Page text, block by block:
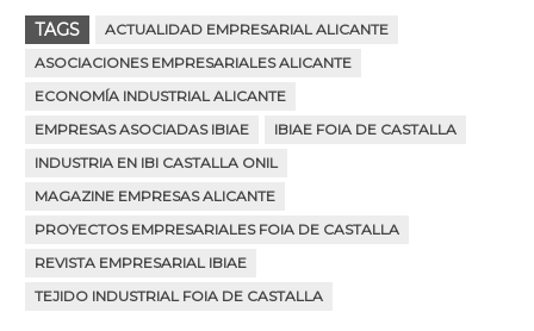
TAGS
ACTUALIDAD EMPRESARIAL ALICANTE
ASOCIACIONES EMPRESARIALES ALICANTE
ECONOMÍA INDUSTRIAL ALICANTE
EMPRESAS ASOCIADAS IBIAE
IBIAE FOIA DE CASTALLA
INDUSTRIA EN IBI CASTALLA ONIL
MAGAZINE EMPRESAS ALICANTE
PROYECTOS EMPRESARIALES FOIA DE CASTALLA
REVISTA EMPRESARIAL IBIAE
TEJIDO INDUSTRIAL FOIA DE CASTALLA